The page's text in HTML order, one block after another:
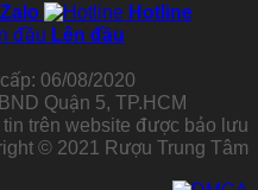
Zalo
Hotline
Lên đầu
06/08/2020
Quận 5, TP.HCM
tin trên website được bảo lưu
© 2021 Rượu Trung Tâm